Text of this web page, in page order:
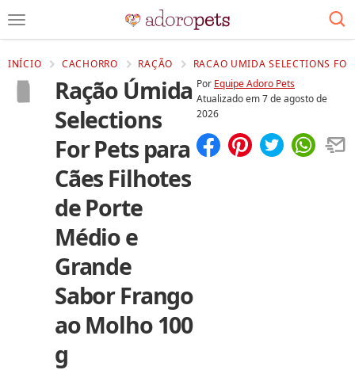
INÍCIO CACHORRO RAÇÃO RACAO UMIDA SELECTIONS
Ração Úmida
Selections
For Pets para
Cães Filhotes
de Porte
Médio e
Grande
Sabor Frango
ao Molho 100
g
Por Equipe Adoro Pets
Atualizado em7 de agosto de
2026